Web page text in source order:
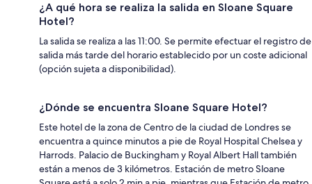
¿A qué hora se realiza la salida en Sloane Square
Hotel?
La salida se realiza a las 11:00. Se permite efectuar el registro de
salida más tarde del horario establecido por un coste adicional
(opción sujeta a disponibilidad).
¿Dónde se encuentra Sloane Square Hotel?
Este hotel de la zona de Centro de la ciudad de Londres se
encuentra a quince minutos a pie de Royal Hospital Chelsea y
Harrods. Palacio de Buckingham y Royal Albert Hall también
están a menos de 3 kilómetros. Estación de metro Sloane